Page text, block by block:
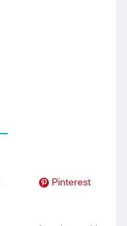
Pinterest